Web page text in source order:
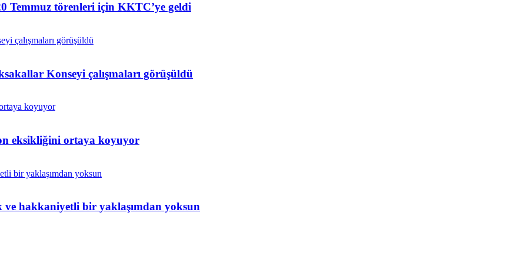
Temmuz törenleri için KKTC’ye geldi
Konseyi çalışmaları görüşüldü
eksikliğini ortaya koyuyor
ve hakkaniyetli bir yaklaşımdan yoksun